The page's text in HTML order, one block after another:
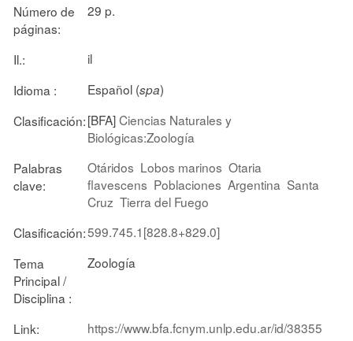
Número de
páginas:
29 p.
Il.:
il
Idioma :
Español (spa)
Clasificación:[BFA]Ciencias Naturales y
Biológicas:Zoología
Palabras
clave:
Otáridos Lobos marinos Otaria
flavescens Poblaciones Argentina Santa
Cruz Tierra del Fuego
Clasificación:599.745.1[828.8+829.0]
Tema
Principal /
Disciplina :
Zoología
Link: https://www.bfa.fcnym.unlp.edu.ar/id/38355